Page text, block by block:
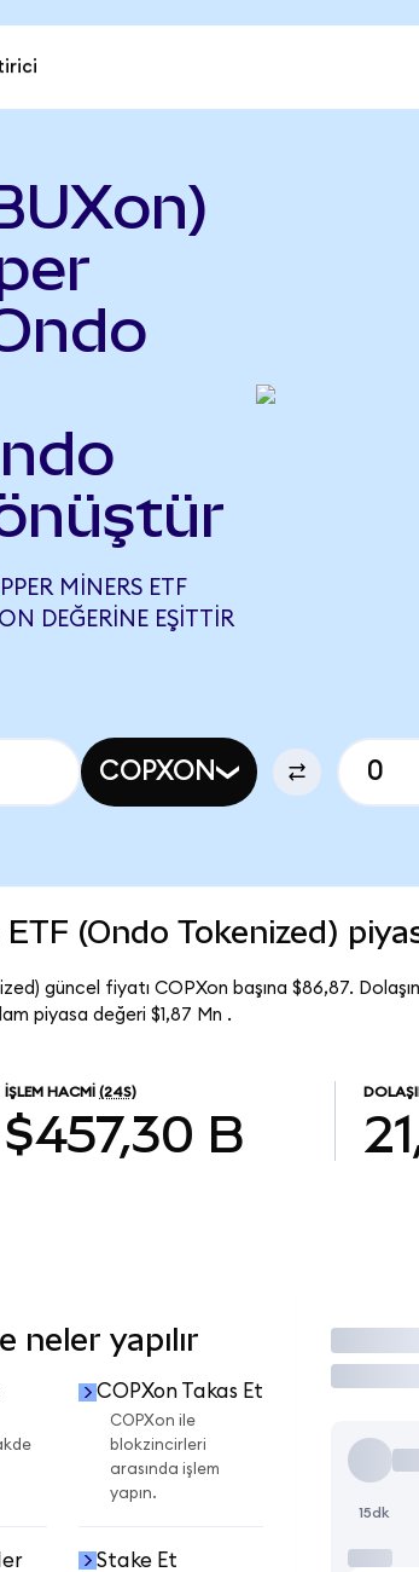
MINERS ETF
DEĞERINE EŞITTIR
COPXON
(Ondo Tokenized)
güncel fiyatı COPXon başına $86,87.
piyasa değeri $1,87 Mn .
İŞLEM HACMI (24S)
$457,30 B
neler yapılır
COPXon Takas Et
COPXon ile
blokzincirleri
arasında işlem
yapın.
Stake Et
İşlem
15dk